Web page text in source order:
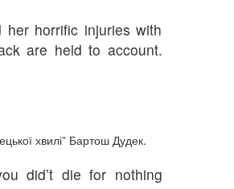
horrific injuries with
are held to account.
хвилі” Бартош Дудек.
did’t die for nothing